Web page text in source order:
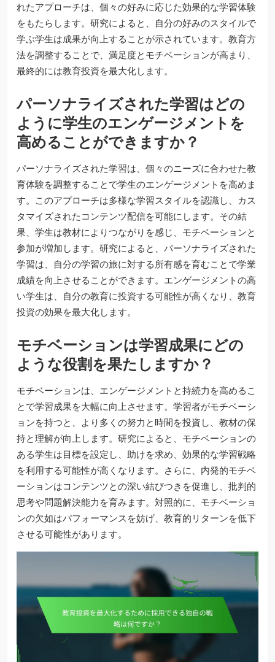
れたアプローチは、個々の好みに応じた効果的な学習体験
をもたらします。研究によると、自分の好みのスタイルで
学ぶ学生は成果が向上することが示されています。教育方
法を調整することで、満足度とモチベーションが高まり、
最終的には教育投資を最大化します。
パーソナライズされた学習はどの
ように学生のエンゲージメントを
高めることができますか？
パーソナライズされた学習は、個々のニーズに合わせた教
育体験を調整することで学生のエンゲージメントを高めま
す。このアプローチは多様な学習スタイルを認識し、カス
タマイズされたコンテンツ配信を可能にします。その結
果、学生は教材によりつながりを感じ、モチベーションと
参加が増加します。研究によると、パーソナライズされた
学習は、自分の学習の旅に対する所有感を育むことで学業
成績を向上させることができます。エンゲージメントの高
い学生は、自分の教育に投資する可能性が高くなり、教育
投資の効果を最大化します。
モチベーションは学習成果にどの
ような役割を果たしますか？
モチベーションは、エンゲージメントと持続力を高めるこ
とで学習成果を大幅に向上させます。学習者がモチベーシ
ョンを持つと、より多くの努力と時間を投資し、教材の保
持と理解が向上します。研究によると、モチベーションの
ある学生は目標を設定し、助けを求め、効果的な学習戦略
を利用する可能性が高くなります。さらに、内発的モチベ
ーションはコンテンツとの深い結びつきを促進し、批判的
思考や問題解決能力を育みます。対照的に、モチベーショ
ンの欠如はパフォーマンスを妨げ、教育的リターンを低下
させる可能性があります。